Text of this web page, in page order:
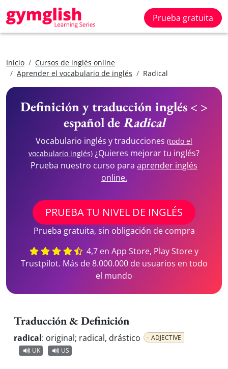
Prueba gratuita
Inicio
Cursos de inglés online
Aprender el vocabulario de inglés
Radical
Definición y traducción inglés < >
español deRadical
Vocabulario inglés y traducciones (todo el
vocabulario inglés) ¿Quieres mejorar tu inglés?
Prueba nuestro curso para aprender inglés
online.
PRUEBA TU NIVEL DE INGLÉS
Prueba gratuita, sin obligación de compra
4,7 en App Store, Play Store y
Trustpilot. Más de 8.000.000 de usuarios en todo
el mundo
Traducción & Definición
radical: original; radical, drástico
ADJECTIVE
UK
US